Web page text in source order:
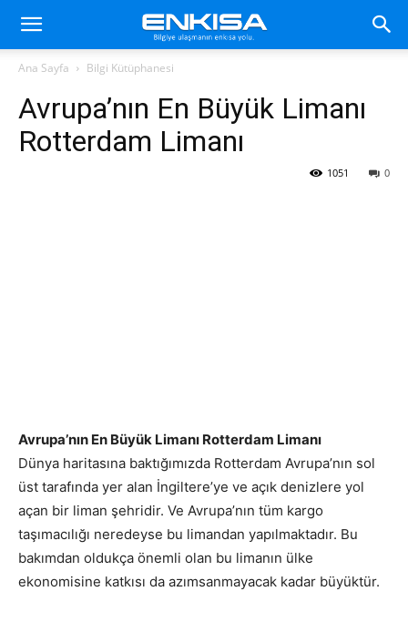
Ana Sayfa Bilgi Kütüphanesi
Avrupa’nın En Büyük Limanı
Rotterdam Limanı
0
1051
Avrupa’nın En Büyük Limanı Rotterdam Limanı
Dünya haritasına baktığımızda Rotterdam Avrupa’nın sol
üst tarafında yer alan İngiltere’ye ve açık denizlere yol
açan bir liman şehridir. Ve Avrupa’nın tüm kargo
taşımacılığı neredeyse bu limandan yapılmaktadır. Bu
bakımdan oldukça önemli olan bu limanın ülke
ekonomisine katkısı da azımsanmayacak kadar büyüktür.